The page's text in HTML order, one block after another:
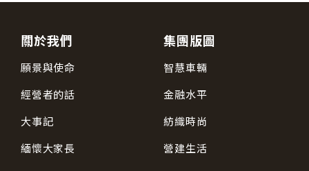
關於我們
願景與使命
經營者的話
大事記
緬懷大家長
集團版圖
智慧車輛
金融水平
紡織時尚
營建生活